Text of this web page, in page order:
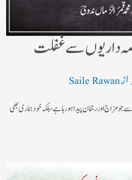
داریوں سے غفلت
Saile Rawan
اور رجحان پیدا ہورہا ہے، بلکہ خود ہماری بھی